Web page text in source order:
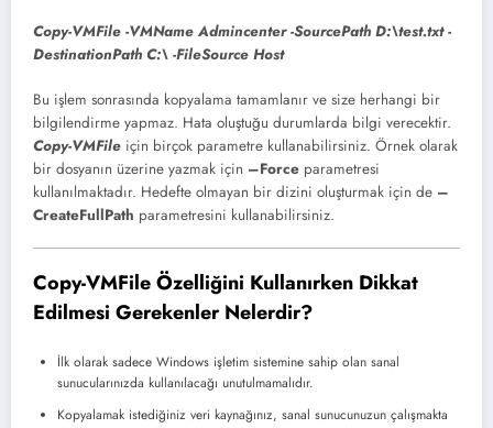
Copy-VMFile -VMName Admincenter -SourcePath D:\test.txt -
DestinationPath C:\ -FileSource Host
Bu işlem sonrasında kopyalama tamamlanır ve size herhangi bir
bilgilendirme yapmaz. Hata oluştuğu durumlarda bilgi verecektir.
Copy-VMFile için birçok parametre kullanabilirsiniz. Örnek olarak
bir dosyanın üzerine yazmak için –Force parametresi
kullanılmaktadır. Hedefte olmayan bir dizini oluşturmak için de –
CreateFullPath parametresini kullanabilirsiniz.
Copy-VMFile Özelliğini Kullanırken Dikkat
Edilmesi Gerekenler Nelerdir?
İlk olarak sadece Windows işletim sistemine sahip olan sanal
sunucularınızda kullanılacağı unutulmamalıdır.
Kopyalamak istediğiniz veri kaynağınız, sanal sunucunuzun çalışmakta